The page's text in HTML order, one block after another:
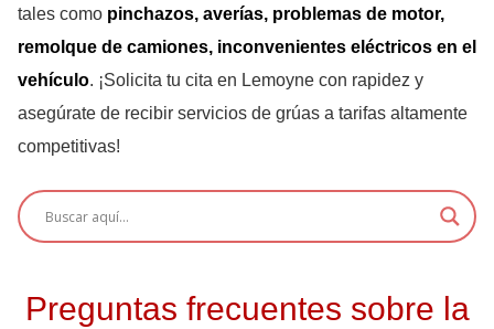
tales como pinchazos, averías, problemas de motor,
remolque de camiones, inconvenientes eléctricos en el
vehículo. ¡Solicita tu cita en Lemoyne con rapidez y
asegúrate de recibir servicios de grúas a tarifas altamente
competitivas!
Preguntas frecuentes sobre la